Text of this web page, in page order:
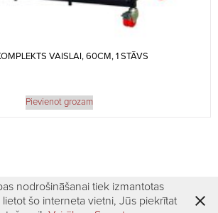
VAISLAI, 60CM, 1 STĀVS
Pievienot grozam
nodrošināšanai tiek izmantotas
šo interneta vietni, Jūs piekrītat